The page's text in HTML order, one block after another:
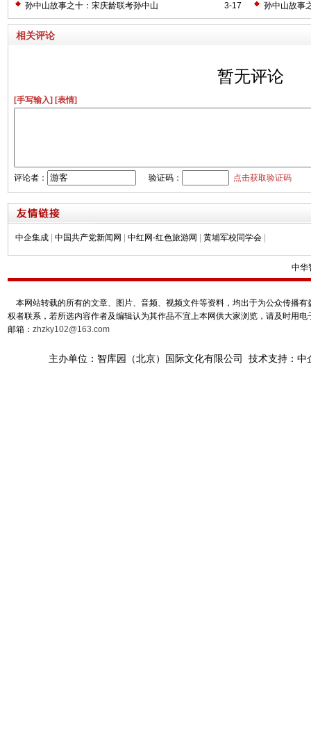
3-17
孙中山故事之十：宋庆龄联考孙中山 孙中山故事
相关评论
暂无评论
[手写输入] [表情]
评论者： 验证码： 点击获取验证码
中企集成 中国共产党新闻网 中红网-红色旅游网 黄埔军校同学会
中华
本网站转载的所有的文章、图片、音频、视频文件等资料，均出于为公众传播
权者联系，若所选内容作者及编辑认为其作品不宜上本网供大家浏览，请及时用
邮箱： zhzky102@163.com
主办单位：智库园（北京）国际文化有限公司 技术支持：